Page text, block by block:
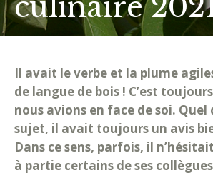
culinaire
Il avait le verbe et la plume
de langue de bois ! C’est
nous avions en face de soi. Quel
sujet, il avait toujours un avis
Dans ce sens, parfois, il
à partie certains de ses